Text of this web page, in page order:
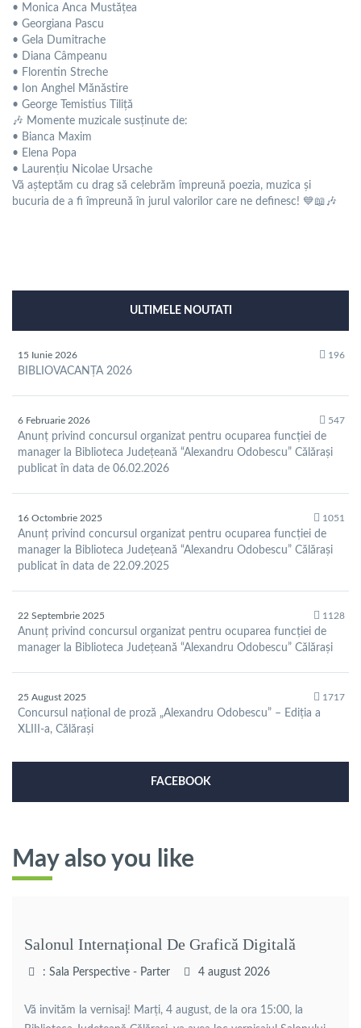
• Monica Anca Mustățea
• Georgiana Pascu
• Gela Dumitrache
• Diana Câmpeanu
• Florentin Streche
• Ion Anghel Mănăstire
• George Temistius Tiliță
🎶 Momente muzicale susținute de:
• Bianca Maxim
• Elena Popa
• Laurențiu Nicolae Ursache
Vă așteptăm cu drag să celebrăm împreună poezia, muzica și
bucuria de a fi împreună în jurul valorilor care ne definesc! 💙📖🎶
ULTIMELE NOUTATI
15 Iunie 2026 196
BIBLIOVACANȚA 2026
6 Februarie 2026 547
Anunț privind concursul organizat pentru ocuparea funcției de
manager la Biblioteca Județeană “Alexandru Odobescu” Călărași
publicat în data de 06.02.2026
16 Octombrie 2025 1051
Anunț privind concursul organizat pentru ocuparea funcției de
manager la Biblioteca Județeană “Alexandru Odobescu” Călărași
publicat în data de 22.09.2025
22 Septembrie 2025 1128
Anunț privind concursul organizat pentru ocuparea funcției de
manager la Biblioteca Județeană “Alexandru Odobescu” Călărași
25 August 2025 1717
Concursul național de proză „Alexandru Odobescu” – Ediția a
XLIII-a, Călărași
FACEBOOK
May also you like
Salonul Internațional De Grafică Digitală
: Sala Perspective - Parter 4 august 2026
Vă invităm la vernisaj! Marți, 4 august, de la ora 15:00, la